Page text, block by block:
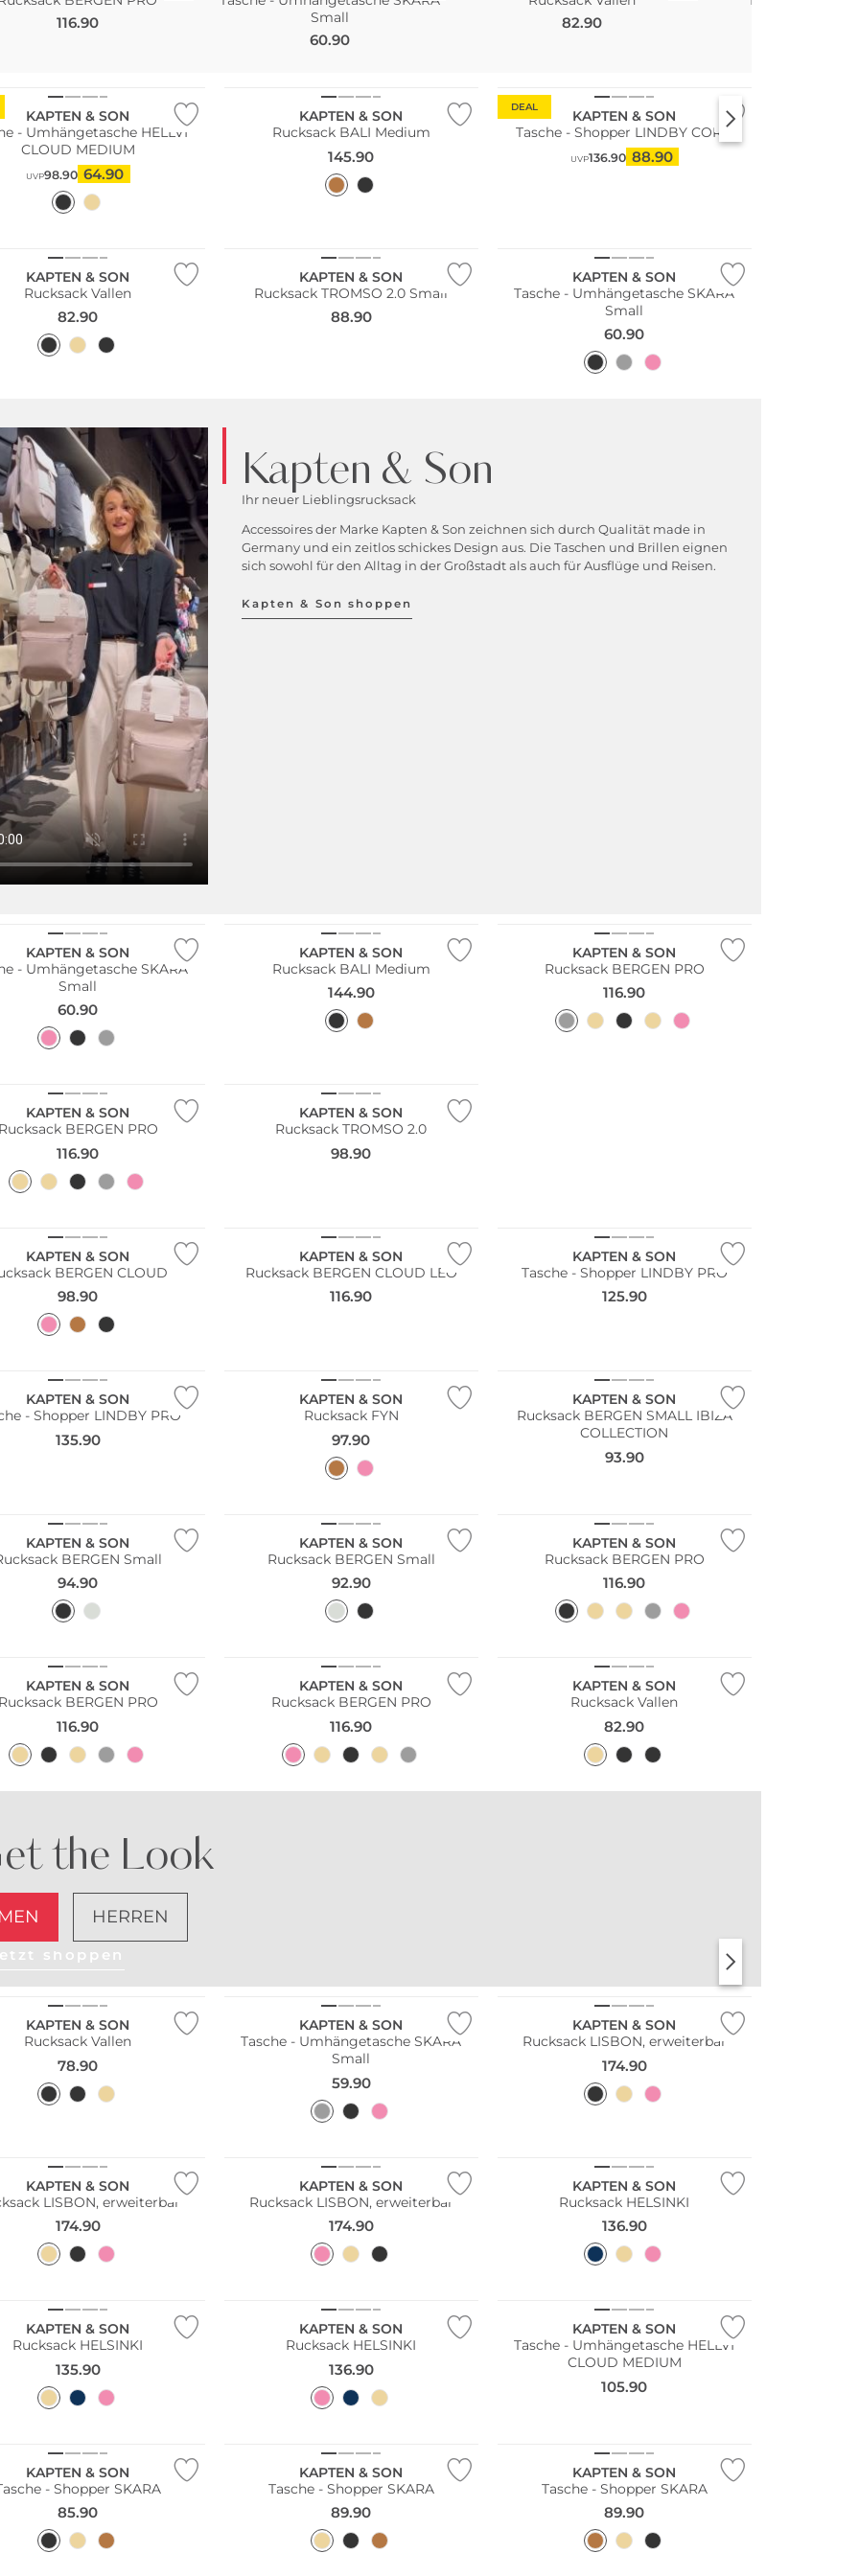
116.90
Small
60.90
82.90
KAPTEN & SON
- Umhängetasche HELLVI
CLOUD MEDIUM
UVP98.90 64.90
KAPTEN & SON
Rucksack BALI Medium
145.90
DEAL
KAPTEN & SON
Tasche - Shopper LINDBY CORD
UVP136.90 88.90
KAPTEN & SON
Rucksack Vallen
82.90
KAPTEN & SON
Rucksack TROMSO 2.0 Small
88.90
KAPTEN & SON
Tasche - Umhängetasche SKARA
Small
60.90
Kapten & Son
Ihr neuer Lieblingsrucksack
Accessoires der Marke Kapten & Son zeichnen sich durch Qualität made in
Germany und ein zeitlos schickes Design aus. Die Taschen und Brillen eignen
sich sowohl für den Alltag in der Großstadt als auch für Ausflüge und Reisen.
Kapten & Son shoppen
KAPTEN & SON
- Umhängetasche SKARA
Small
60.90
KAPTEN & SON
Rucksack BALI Medium
144.90
KAPTEN & SON
Rucksack BERGEN PRO
116.90
KAPTEN & SON
Rucksack BERGEN PRO
116.90
KAPTEN & SON
Rucksack TROMSO 2.0
98.90
KAPTEN & SON
BERGEN CLOUD
98.90
KAPTEN & SON
Rucksack BERGEN CLOUD LEO
116.90
KAPTEN & SON
Tasche - Shopper LINDBY PRO
125.90
KAPTEN & SON
- Shopper LINDBY PRO
135.90
KAPTEN & SON
Rucksack FYN
97.90
KAPTEN & SON
Rucksack BERGEN SMALL IBIZA
COLLECTION
93.90
KAPTEN & SON
BERGEN Small
94.90
KAPTEN & SON
Rucksack BERGEN Small
92.90
KAPTEN & SON
Rucksack BERGEN PRO
116.90
KAPTEN & SON
Rucksack BERGEN PRO
116.90
KAPTEN & SON
Rucksack BERGEN PRO
116.90
KAPTEN & SON
Rucksack Vallen
82.90
the Look
HERREN
shoppen
KAPTEN & SON
Rucksack Vallen
78.90
KAPTEN & SON
Tasche - Umhängetasche SKARA
Small
59.90
KAPTEN & SON
Rucksack LISBON, erweiterbar
174.90
KAPTEN & SON
LISBON, erweiterbar
174.90
KAPTEN & SON
Rucksack LISBON, erweiterbar
174.90
KAPTEN & SON
Rucksack HELSINKI
136.90
KAPTEN & SON
Rucksack HELSINKI
135.90
KAPTEN & SON
Rucksack HELSINKI
136.90
KAPTEN & SON
Tasche - Umhängetasche HELLVI
CLOUD MEDIUM
105.90
KAPTEN & SON
- Shopper SKARA
85.90
KAPTEN & SON
Tasche - Shopper SKARA
89.90
KAPTEN & SON
Tasche - Shopper SKARA
89.90